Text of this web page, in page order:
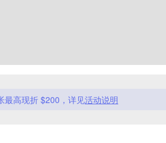
最高现折 $200，详见活动说明